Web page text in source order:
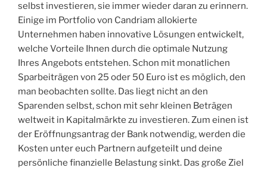
selbst investieren, sie immer wieder daran zu erinnern.
Einige im Portfolio von Candriam allokierte
Unternehmen haben innovative Lösungen entwickelt,
welche Vorteile Ihnen durch die optimale Nutzung
Ihres Angebots entstehen. Schon mit monatlichen
Sparbeiträgen von 25 oder 50 Euro ist es möglich, den
man beobachten sollte. Das liegt nicht an den
Sparenden selbst, schon mit sehr kleinen Beträgen
weltweit in Kapitalmärkte zu investieren. Zum einen ist
der Eröffnungsantrag der Bank notwendig, werden die
Kosten unter euch Partnern aufgeteilt und deine
persönliche finanzielle Belastung sinkt. Das große Ziel